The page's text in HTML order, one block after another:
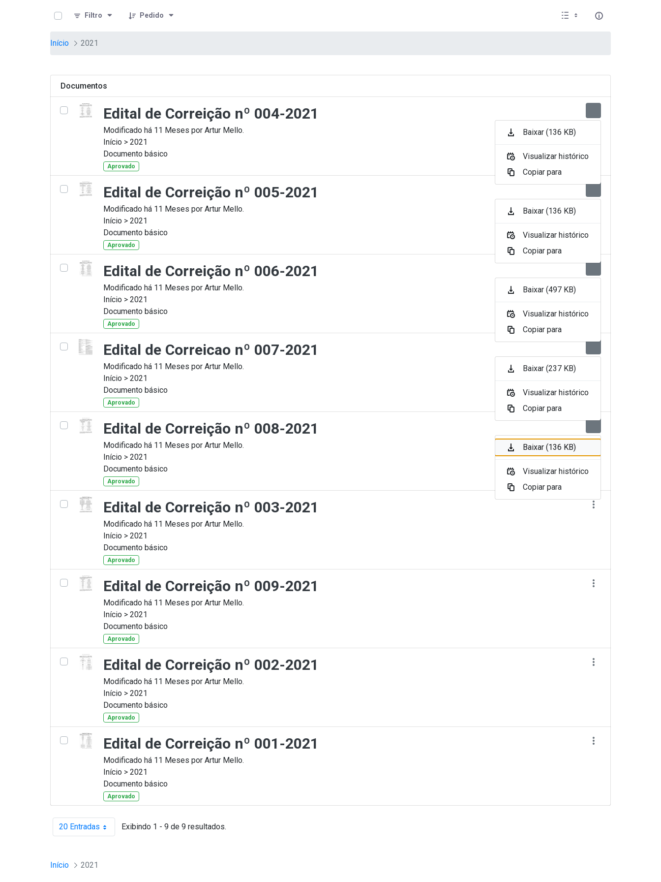
teste descricaoFiltro
Pedido
Início 2021
Documentos
Edital de Correição nº 004-2021
Modificado há 11 Meses por Artur Mello.
Início > 2021
Documento básico
Aprovado
Edital de Correição nº 005-2021
Modificado há 11 Meses por Artur Mello.
Início > 2021
Documento básico
Aprovado
Edital de Correição nº 006-2021
Modificado há 11 Meses por Artur Mello.
Início > 2021
Documento básico
Aprovado
Edital de Correicao nº 007-2021
Modificado há 11 Meses por Artur Mello.
Início > 2021
Documento básico
Aprovado
Edital de Correição nº 008-2021
Modificado há 11 Meses por Artur Mello.
Início > 2021
Documento básico
Aprovado
Edital de Correição nº 003-2021
Modificado há 11 Meses por Artur Mello.
Início > 2021
Documento básico
Aprovado
Edital de Correição nº 009-2021
Modificado há 11 Meses por Artur Mello.
Início > 2021
Documento básico
Aprovado
Edital de Correição nº 002-2021
Modificado há 11 Meses por Artur Mello.
Início > 2021
Documento básico
Aprovado
Edital de Correição nº 001-2021
Modificado há 11 Meses por Artur Mello.
Início > 2021
Documento básico
Aprovado
20 EntradasPor página Exibindo 1 - 9 de 9 resultados.
Início 2021
Baixar (136 KB)
Visualizar histórico
Copiar para
Baixar (136 KB)
Visualizar histórico
Copiar para
Baixar (497 KB)
Visualizar histórico
Copiar para
Baixar (237 KB)
Visualizar histórico
Copiar para
Baixar (136 KB)
Visualizar histórico
Copiar para